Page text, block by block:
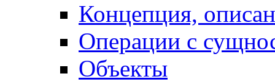
Концепция,
Операции с
Объекты